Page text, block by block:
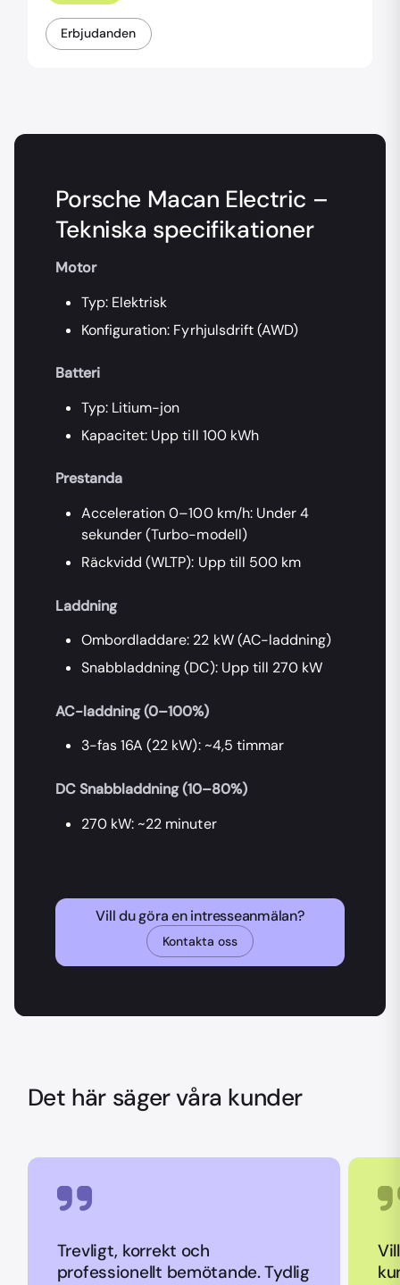
Erbjudanden
Porsche Macan Electric –
Tekniska specifikationer
Motor
Typ: Elektrisk
Konfiguration: Fyrhjulsdrift (AWD)
Batteri
Typ: Litium-jon
Kapacitet: Upp till 100 kWh
Prestanda
Acceleration 0–100 km/h: Under 4
sekunder (Turbo-modell)
Räckvidd (WLTP): Upp till 500 km
Laddning
Ombordladdare: 22 kW (AC-laddning)
Snabbladdning (DC): Upp till 270 kW
AC-laddning (0–100%)
3-fas 16A (22 kW): ~4,5 timmar
DC Snabbladdning (10–80%)
270 kW: ~22 minuter
Vill du göra en intresseanmälan?
Kontakta oss
Det här säger våra kunder
Trevligt, korrekt och
professionellt bemötande. Tydlig